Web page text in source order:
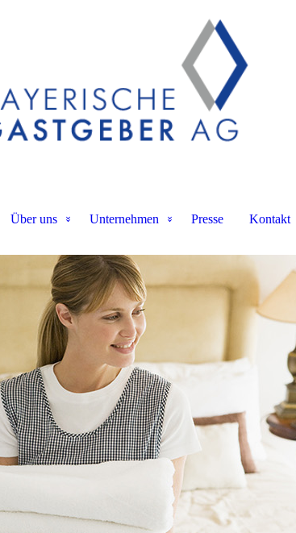
Über uns Unternehmen Presse Kontakt